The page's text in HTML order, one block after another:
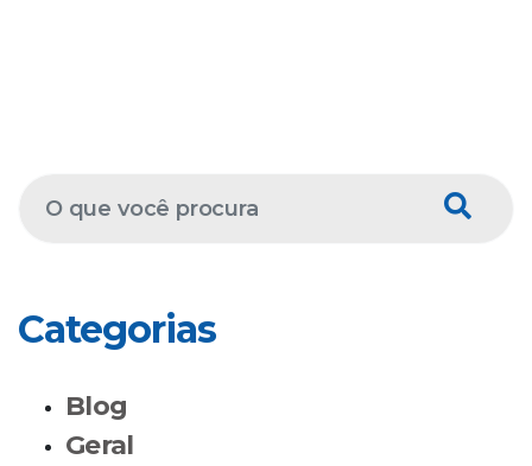
Categorias
Blog
Geral